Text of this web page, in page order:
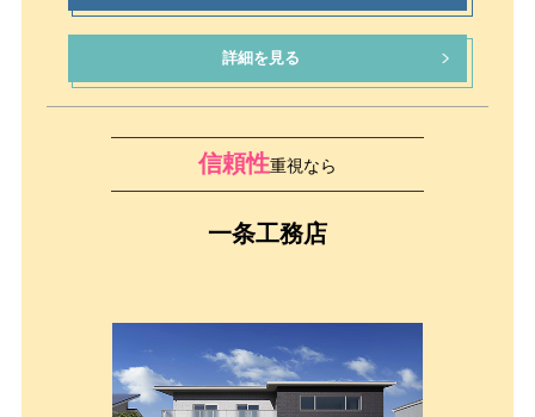
詳細を見る
信頼性重視なら
一条工務店